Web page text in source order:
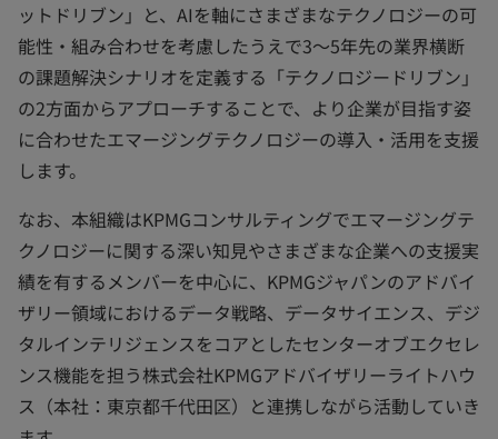
ットドリブン」と、AIを軸にさまざまなテクノロジーの可
能性・組み合わせを考慮したうえで3～5年先の業界横断
の課題解決シナリオを定義する「テクノロジードリブン」
の2方面からアプローチすることで、より企業が目指す姿
に合わせたエマージングテクノロジーの導入・活用を支援
します。
なお、本組織はKPMGコンサルティングでエマージングテ
クノロジーに関する深い知見やさまざまな企業への支援実
績を有するメンバーを中心に、KPMGジャパンのアドバイ
ザリー領域におけるデータ戦略、データサイエンス、デジ
タルインテリジェンスをコアとしたセンターオブエクセレ
ンス機能を担う株式会社KPMGアドバイザリーライトハウ
ス（本社：東京都千代田区）と連携しながら活動していき